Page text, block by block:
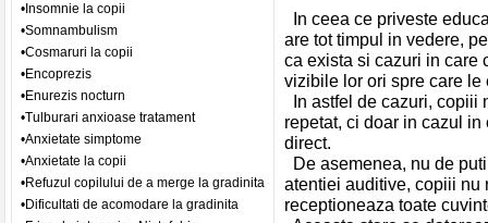
•Insomnie la copii
•Somnambulism
•Cosmaruri la copii
•Encoprezis
•Enurezis nocturn
•Tulburari anxioase tratament
•Anxietate simptome
•Anxietate la copii
•Refuzul copilului de a merge la gradinita
•Dificultati de acomodare la gradinita
In ceea ce priveste
are tot timpul in vedere,
ca exista si cazuri in care
vizibile lor ori spre care
In astfel de cazuri, copiii
repetat, ci doar in cazul
direct.
De asemenea, nu de
atentiei auditive, copiii nu
receptioneaza toate